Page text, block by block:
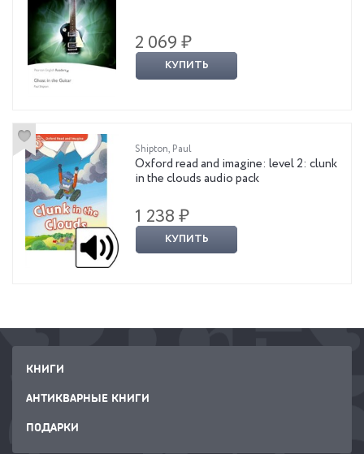
2 069 ₽
КУПИТЬ
Shipton, Paul
Oxford read and imagine: level 2: clunk
in the clouds audio pack
1 238 ₽
КУПИТЬ
КНИГИ
АНТИКВАРНЫЕ КНИГИ
ПОДАРКИ